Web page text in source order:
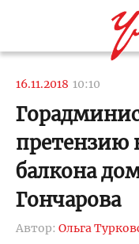
16.11.2018 10:10
претензию
балкона
Гончарова
Автор: Ольга